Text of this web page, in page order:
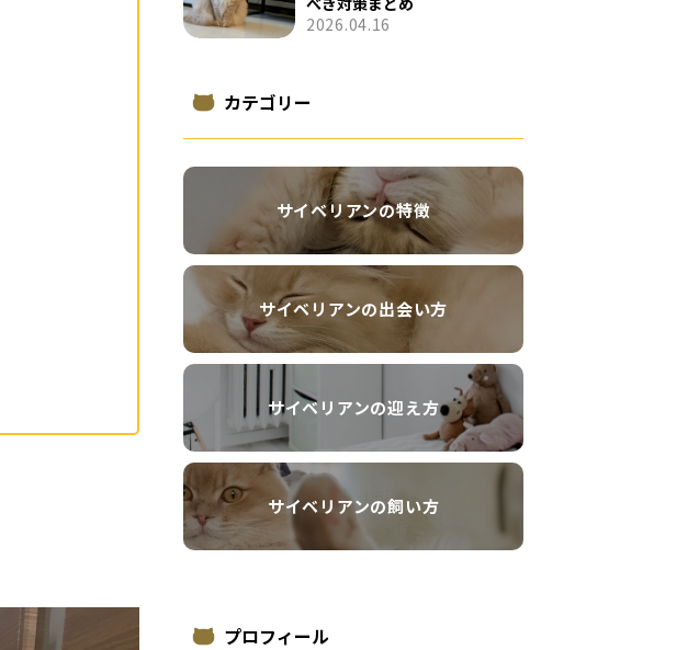
2026.04.16
カテゴリー
サイベリアンの特徴
サイベリアンの出会い方
サイベリアンの迎え方
サイベリアンの飼い方
プロフィール